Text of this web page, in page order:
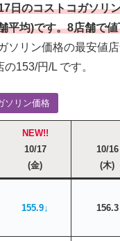
日のコストコガソリ
平均)です。8店舗で
ソリン価格の最安値
153/円/L です。
ソリン価格
NEW!!
10/17
(金)
10/16
(木)
155.9↓ 156.3